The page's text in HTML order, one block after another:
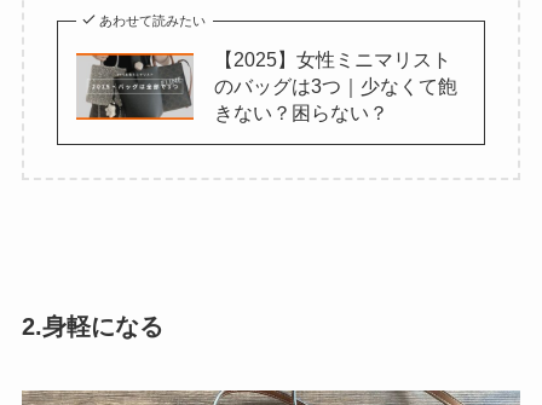
あわせて読みたい
【2025】女性ミニマリスト
のバッグは3つ｜少なくて飽
きない？困らない？
2.身軽になる